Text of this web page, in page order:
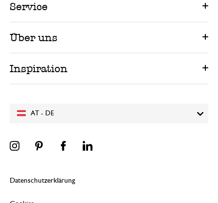
AT - DE
Service
Über uns
Inspiration
Datenschutzerklärung